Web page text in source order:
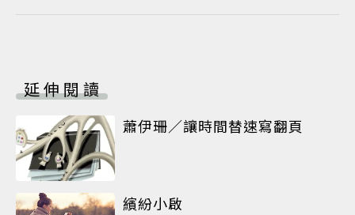
延伸閱讀
蕭伊珊／讓時間替速寫翻頁
繽紛小啟